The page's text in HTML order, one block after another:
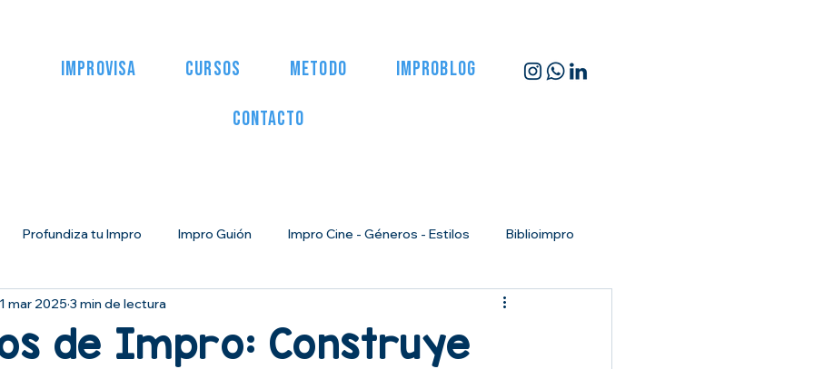
IMPROVISA CURSOS METODO IMPROBLOG
CONTACTO
Profundiza tu Impro Impro Guión Impro Cine - Géneros - Estilos Biblioimpro
Herramientas para Empresas Miedo a hablar en público
de Impro: Construye
mar 2025 3 min de lectura